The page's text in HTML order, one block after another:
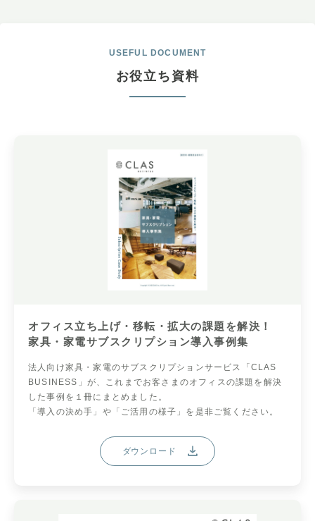
USEFUL DOCUMENT
お役立ち資料
オフィス立ち上げ・移転・拡大の課題を解決！
家具・家電サブスクリプション導入事例集
法人向け家具・家電のサブスクリプションサービス「CLAS
BUSINESS」が、これまでお客さまのオフィスの課題を解決
した事例を１冊にまとめました。
「導入の決め手」や「ご活用の様子」を是非ご覧ください。
ダウンロード